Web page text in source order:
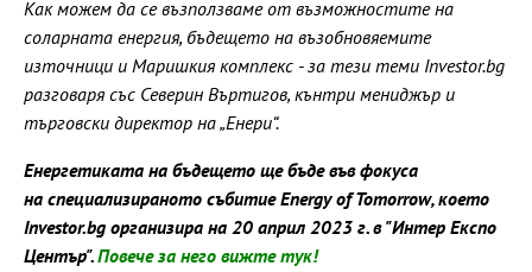
Как можем да се възползваме от възможностите на
соларната енергия, бъдещето на възобновяемите
източници и Маришкия комплекс - за тези теми Investor.bg
разговаря със Северин Въртигов, кънтри мениджър и
търговски директор на „Енери“.
Енергетиката на бъдещето ще бъде във фокуса
на специализираното събитие Energy of Tomorrow, което
Investor.bg организира на 20 април 2023 г. в "Интер Експо
Център".Повече за него вижте тук!